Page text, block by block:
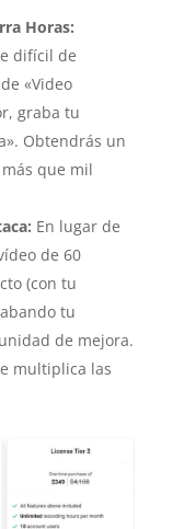
Horas:
difícil de
«Video
graba tu
Obtendrás un
que mil
En lugar de
de 60
(con tu
tu
de mejora.
multiplica las